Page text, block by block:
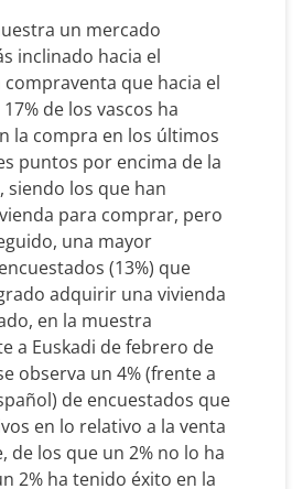
un mercado
inclinado hacia el
que hacia el
de los vascos ha
la compra en los últimos
puntos por encima de la
siendo los que han
para comprar, pero
una mayor
(13%) que
adquirir una vivienda
en la muestra
a Euskadi de febrero de
observa un 4% (frente a
de encuestados que
en lo relativo a la venta
de los que un 2% no lo ha
2% ha tenido éxito en la